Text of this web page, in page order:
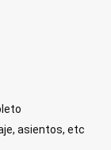
asientos, etc